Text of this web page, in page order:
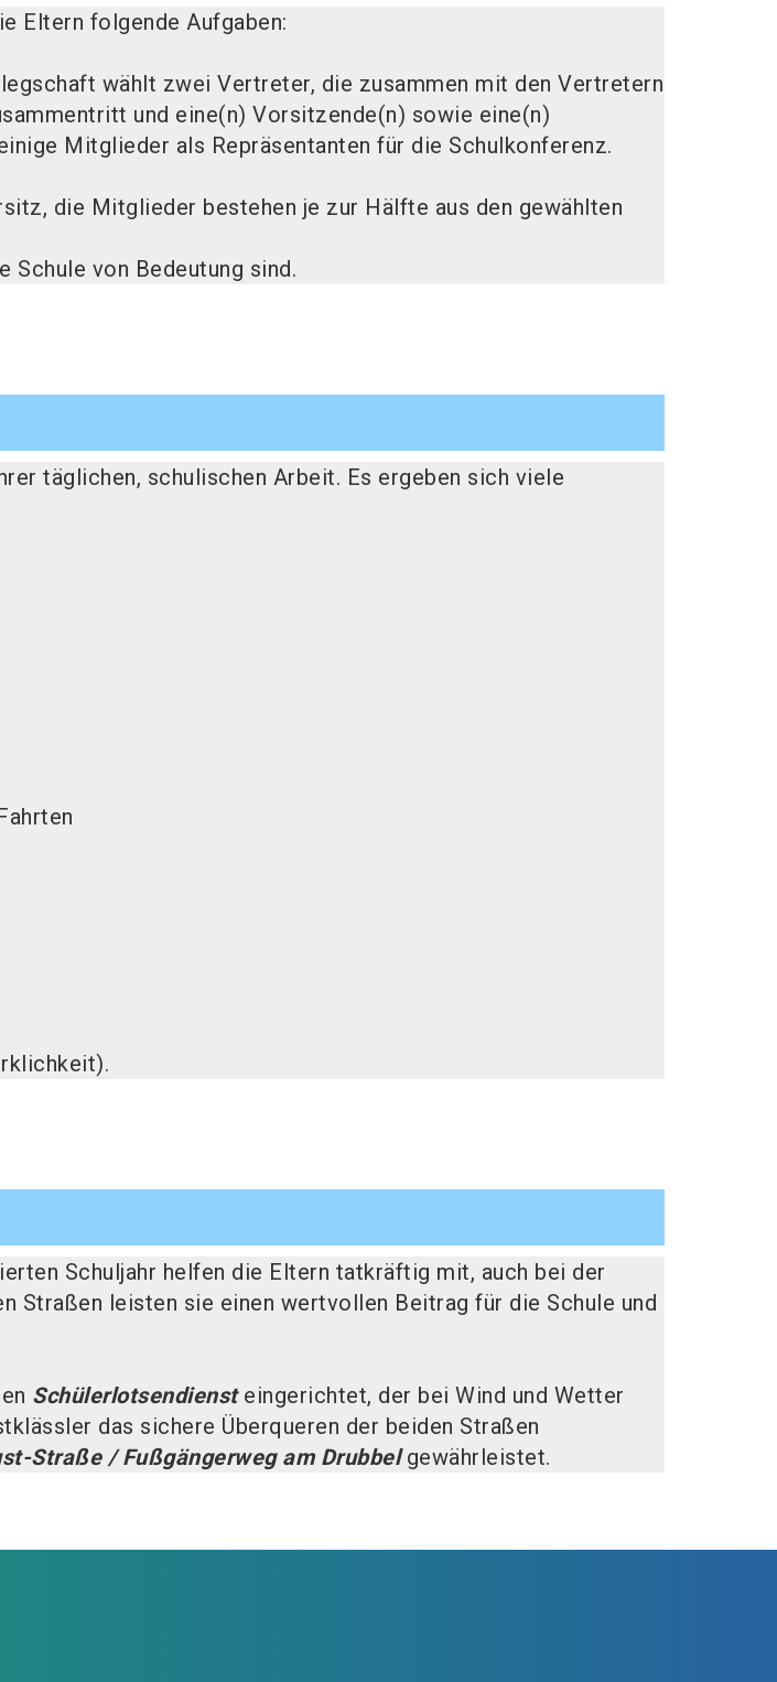
Eltern folgende Aufgaben:
wählt zwei Vertreter, die zusammen mit den Vertretern
und eine(n) Vorsitzende(n) sowie eine(n)
Mitglieder als Repräsentanten für die Schulkonferenz.
die Mitglieder bestehen je zur Hälfte aus den gewählten
Schule von Bedeutung sind.
täglichen, schulischen Arbeit. Es ergeben sich viele
Schuljahr helfen die Eltern tatkräftig mit, auch bei der
Straßen leisten sie einen wertvollen Beitrag für die Schule und
Schülerlotsendiensteingerichtet, der bei Wind und Wetter
das sichere Überqueren der beiden Straßen
Straße / Fußgängerweg am Drubbelgewährleistet.